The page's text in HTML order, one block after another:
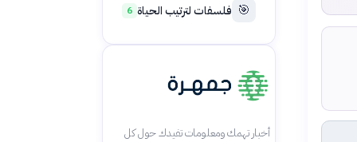
🎯 فلسفات لترتيب الحياة 6
أخبار تهمك ومعلومات تفيدك حول كل